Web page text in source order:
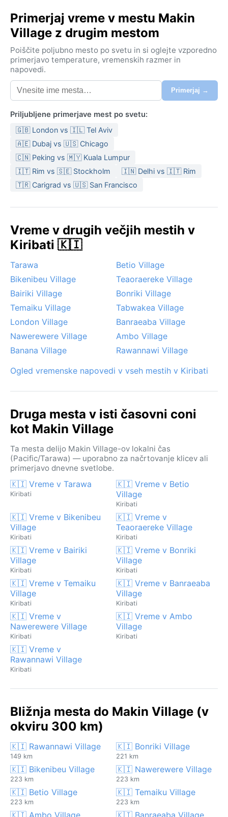
Primerjaj vreme v mestu Makin
Village z drugim mestom
Poiščite poljubno mesto po svetu in si oglejte vzporedno
primerjavo temperature, vremenskih razmer in
napovedi.
Primerjaj →
Priljubljene primerjave mest po svetu:
🇬🇧 London vs 🇮🇱 Tel Aviv
🇦🇪 Dubaj vs 🇺🇸 Chicago
🇨🇳 Peking vs 🇲🇾 Kuala Lumpur
🇮🇹 Rim vs 🇸🇪 Stockholm
🇮🇳 Delhi vs 🇮🇹 Rim
🇹🇷 Carigrad vs 🇺🇸 San Francisco
Vreme v drugih večjih mestih v
Kiribati 🇰🇮
Tarawa
Betio Village
Bikenibeu Village
Teaoraereke Village
Bairiki Village
Bonriki Village
Temaiku Village
Tabwakea Village
London Village
Banraeaba Village
Nawerewere Village
Ambo Village
Banana Village
Rawannawi Village
Ogled vremenske napovedi v vseh mestih v Kiribati
Druga mesta v isti časovni coni
kot Makin Village
Ta mesta delijo Makin Village-ov lokalni čas
(Pacific/Tarawa) — uporabno za načrtovanje klicev ali
primerjavo dnevne svetlobe.
🇰🇮 Vreme v Tarawa
Kiribati
🇰🇮 Vreme v Betio
Village
Kiribati
🇰🇮 Vreme v Bikenibeu
Village
Kiribati
🇰🇮 Vreme v
Teaoraereke Village
Kiribati
🇰🇮 Vreme v Bairiki
Village
Kiribati
🇰🇮 Vreme v Bonriki
Village
Kiribati
🇰🇮 Vreme v Temaiku
Village
Kiribati
🇰🇮 Vreme v Banraeaba
Village
Kiribati
🇰🇮 Vreme v
Nawerewere Village
Kiribati
🇰🇮 Vreme v Ambo
Village
Kiribati
🇰🇮 Vreme v
Rawannawi Village
Kiribati
Bližnja mesta do Makin Village (v
okviru 300 km)
🇰🇮 Rawannawi Village
149 km
🇰🇮 Bonriki Village
221 km
🇰🇮 Bikenibeu Village
223 km
🇰🇮 Nawerewere Village
223 km
🇰🇮 Betio Village
223 km
🇰🇮 Temaiku Village
223 km
🇰🇮 Ambo Village 🇰🇮 Banraeaba Village